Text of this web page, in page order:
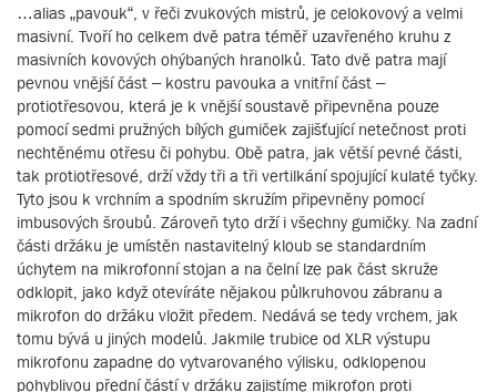
…alias „pavouk“, v řeči zvukových mistrů, je celokovový a velmi
masivní. Tvoří ho celkem dvě patra téměř uzavřeného kruhu z
masivních kovových ohýbaných hranolků. Tato dvě patra mají
pevnou vnější část – kostru pavouka a vnitřní část –
protiotřesovou, která je k vnější soustavě připevněna pouze
pomocí sedmi pružných bílých gumiček zajišťující netečnost proti
nechtěnému otřesu či pohybu. Obě patra, jak větší pevné části,
tak protiotřesové, drží vždy tři a tři vertilkání spojující kulaté tyčky.
Tyto jsou k vrchním a spodním skružím připevněny pomocí
imbusových šroubů. Zároveň tyto drží i všechny gumičky. Na zadní
části držáku je umístěn nastavitelný kloub se standardním
úchytem na mikrofonní stojan a na čelní lze pak část skruže
odklopit, jako když otevíráte nějakou půlkruhovou zábranu a
mikrofon do držáku vložit předem. Nedává se tedy vrchem, jak
tomu bývá u jiných modelů. Jakmile trubice od XLR výstupu
mikrofonu zapadne do vytvarovaného výlisku, odklopenou
pohyblivou přední částí v držáku zajistíme mikrofon proti